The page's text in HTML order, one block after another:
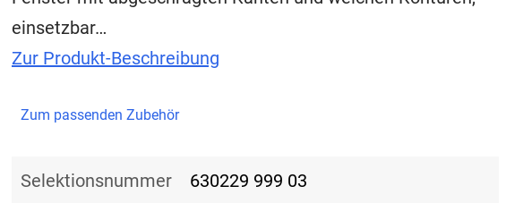
einsetzbar…
Zur Produkt-Beschreibung
Zum passenden Zubehör
Selektionsnummer 630229 999 03